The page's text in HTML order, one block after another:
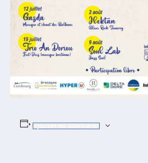
Ajouter au calendrier